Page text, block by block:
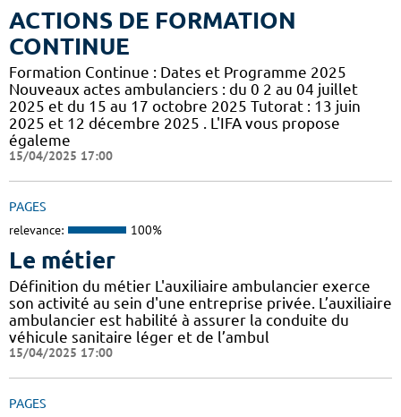
ACTIONS DE FORMATION
CONTINUE
Formation Continue : Dates et Programme 2025
Nouveaux actes ambulanciers : du 0 2 au 04 juillet
2025 et du 15 au 17 octobre 2025 Tutorat : 13 juin
2025 et 12 décembre 2025 . L'IFA vous propose
égaleme
15/04/2025 17:00
PAGES
relevance: 100%
Le métier
Définition du métier L'auxiliaire ambulancier exerce
son activité au sein d'une entreprise privée. L’auxiliaire
ambulancier est habilité à assurer la conduite du
véhicule sanitaire léger et de l’ambul
15/04/2025 17:00
PAGES